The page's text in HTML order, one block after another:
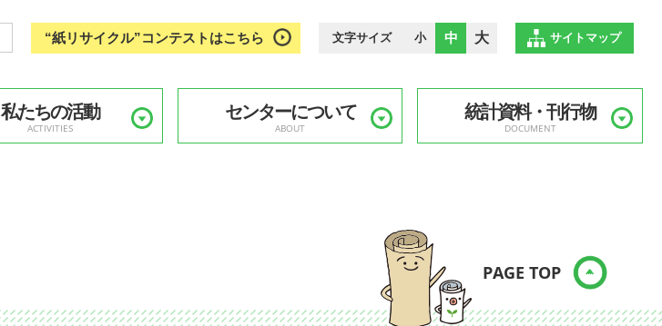
“紙リサイクル”コンテストはこちら 文字サイズ 小 中 大 サイトマップ
私たちの活動
ACTIVITIES
センターについて
ABOUT
統計資料・刊行物
DOCUMENT
PAGE TOP